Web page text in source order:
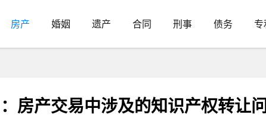
房产 婚姻 遗产 合同 刑事 债务 专
房产交易中涉及的知识产权转让